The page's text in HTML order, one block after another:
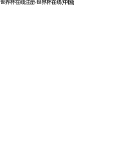
世界杯在线注册-世界杯在线(中国)